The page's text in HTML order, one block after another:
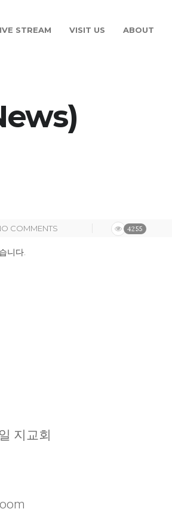
STREAM VISIT US ABOUT
COMMENTS 4255
니다
지교회